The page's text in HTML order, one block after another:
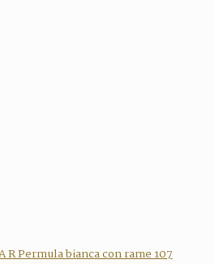
Permula bianca con rame 107